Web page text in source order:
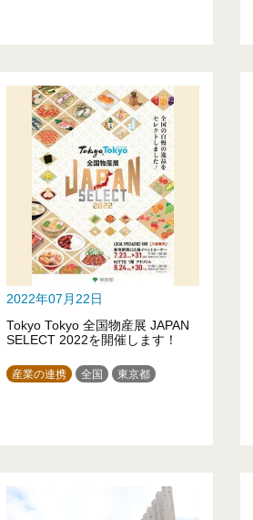
2022年07月22日
Tokyo Tokyo 全国物産展 JAPAN
SELECT 2022を開催します！
産業の連携 全国 東京都